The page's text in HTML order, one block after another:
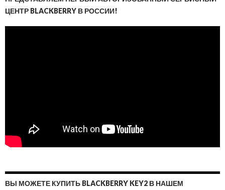
ЦЕНТР BLACKBERRY В РОССИИ!
ВЫ МОЖЕТЕ КУПИТЬ BLACKBERRY KEY2 В НАШЕМ